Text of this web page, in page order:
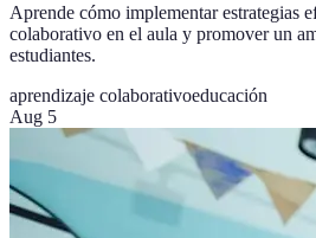
Aprende cómo implementar estrategias
colaborativo en el aula y promover un
estudiantes.
aprendizaje colaborativoeducación
Aug 5